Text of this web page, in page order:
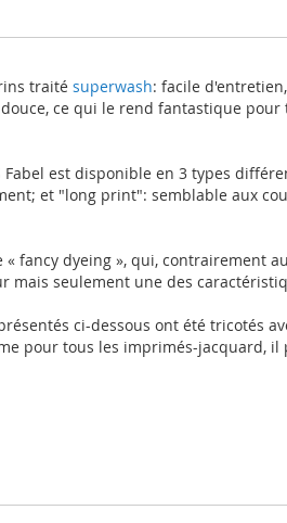
traité superwash: facile
ce qui le rend fantastique
Fabel est disponible en 3 types
et "long print": semblable aux
fancy dyeing », qui, contrairement
mais seulement une des
ci-dessous ont été tricotés
pour tous les imprimés-jacquard,